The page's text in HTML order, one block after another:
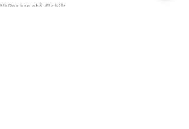
Những bạn nhỏ đặc biệt